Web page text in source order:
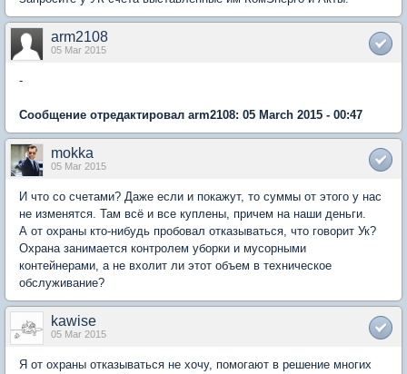
arm2108
05 Mar 2015
-
Сообщение отредактировал arm2108: 05 March 2015 - 00:47
mokka
05 Mar 2015
И что со счетами? Даже если и покажут, то суммы от этого у нас
не изменятся. Там всё и все куплены, причем на наши деньги.
А от охраны кто-нибудь пробовал отказываться, что говорит Ук?
Охрана занимается контролем уборки и мусорными
контейнерами, а не вхолит ли этот объем в техническое
обслуживание?
kawise
05 Mar 2015
Я от охраны отказываться не хочу, помогают в решение многих